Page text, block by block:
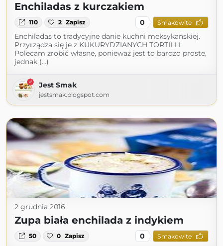
Enchiladas z kurczakiem
110 2 Zapisz 0 Smakowite
Enchiladas to tradycyjne danie kuchni meksykańskiej.
Przyrządza się je z KUKURYDZIANYCH TORTILLI.
Polecam zrobić własne, ponieważ jest to bardzo proste,
jednak (...)
Jest Smak
jestsmak.blogspot.com
2 grudnia 2016
Zupa biała enchilada z indykiem
50 0 Zapisz 0 Smakowite